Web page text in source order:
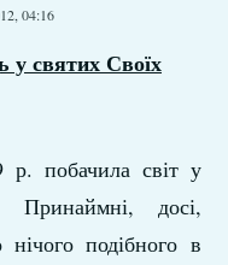
04:16
у святих Своїх
побачила світ у
Принаймні, досі,
нічого подібного в